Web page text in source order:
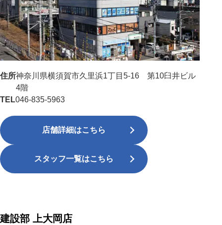
住所神奈川県横須賀市久里浜1丁目5-16 第10臼井ビル
4階
TEL046-835-5963
店舗詳細はこちら
スタッフ一覧はこちら
建設部 上大岡店